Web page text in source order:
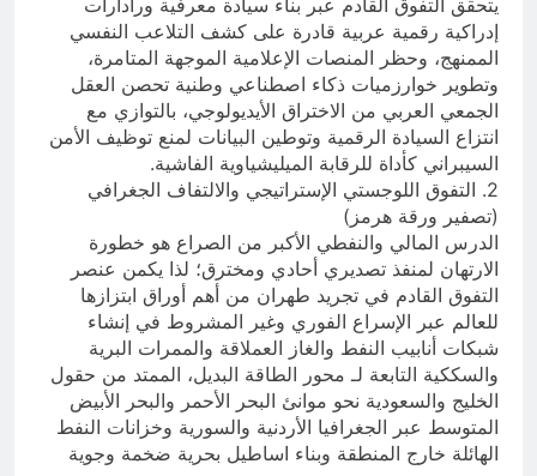
إدراكية رقمية عربية قادرة على كشف التلاعب النفسي
الممنهج، وحظر المنصات الإعلامية الموجهة المتامرة،
وتطوير خوارزميات ذكاء اصطناعي وطنية تحصن العقل
الجمعي العربي من الاختراق الأيديولوجي، بالتوازي مع
انتزاع السيادة الرقمية وتوطين البيانات لمنع توظيف الأمن
السيبراني كأداة للرقابة الميليشياوية الفاشية.
2. التفوق اللوجستي الإستراتيجي والالتفاف الجغرافي
(تصفير ورقة هرمز)
الدرس المالي والنفطي الأكبر من الصراع هو خطورة
الارتهان لمنفذ تصديري أحادي ومخترق؛ لذا يكمن عنصر
التفوق القادم في تجريد طهران من أهم أوراق ابتزازها
للعالم عبر الإسراع الفوري وغير المشروط في إنشاء
شبكات أنابيب النفط والغاز العملاقة والممرات البرية
والسككية التابعة لـ محور الطاقة البديل، الممتد من حقول
الخليج والسعودية نحو موانئ البحر الأحمر والبحر الأبيض
المتوسط عبر الجغرافيا الأردنية والسورية وخزانات النفط
الهائلة خارج المنطقة وبناء اساطيل بحرية ضخمة وجوية